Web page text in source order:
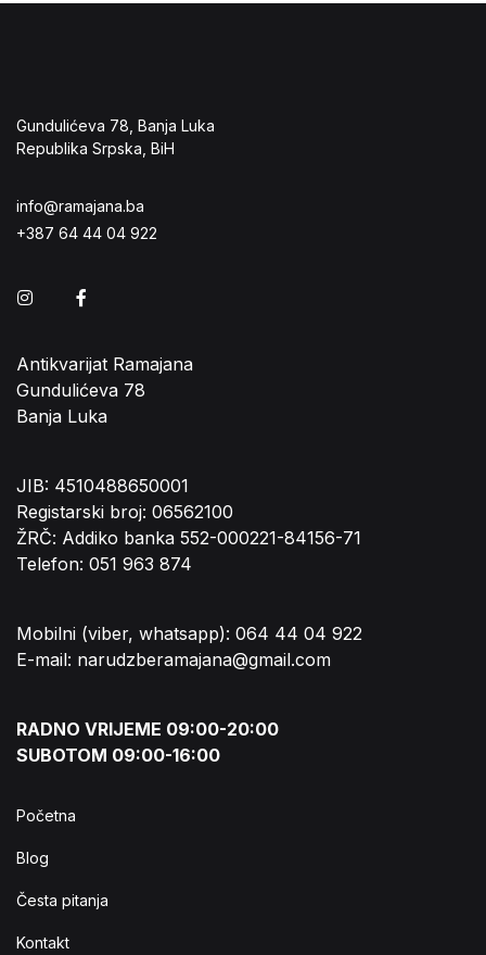
Gundulićeva 78, Banja Luka
Republika Srpska, BiH
info@ramajana.ba
+387 64 44 04 922
Instagram
Antikvarijat Ramajana
Gundulićeva 78
Banja Luka
JIB: 4510488650001
Registarski broj: 06562100
ŽRČ: Addiko banka 552-000221-84156-71
Telefon: 051 963 874
Mobilni (viber, whatsapp): 064 44 04 922
E-mail: narudzberamajana@gmail.com
RADNO VRIJEME 09:00-20:00
SUBOTOM 09:00-16:00
Početna
Blog
Česta pitanja
Kontakt